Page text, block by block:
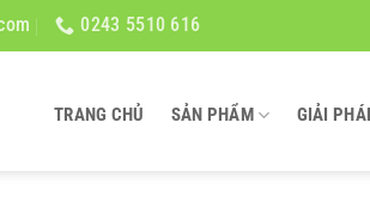
0243 5510 616
TRANG CHỦ SẢN PHẨM GIẢI